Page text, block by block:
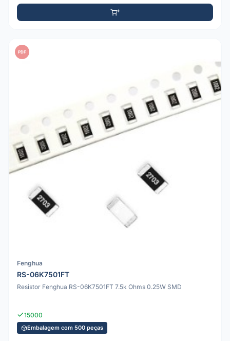
PDF
Fenghua
RS-06K7501FT
Resistor Fenghua RS-06K7501FT 7.5k Ohms 0.25W SMD
15000
Embalagem com 500 peças